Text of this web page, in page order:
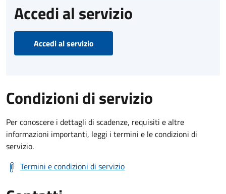
Accedi al servizio
Accedi al servizio
Condizioni di servizio
Per conoscere i dettagli di scadenze, requisiti e altre
informazioni importanti, leggi i termini e le condizioni di
servizio.
Termini e condizioni di servizio